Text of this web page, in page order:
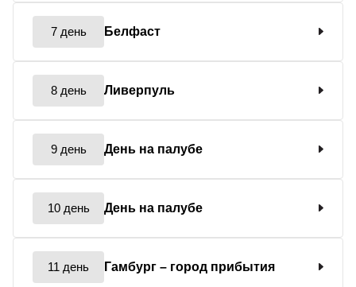
7 день Белфаст
8 день Ливерпуль
9 день День на палубе
10 день День на палубе
11 день Гамбург – город прибытия